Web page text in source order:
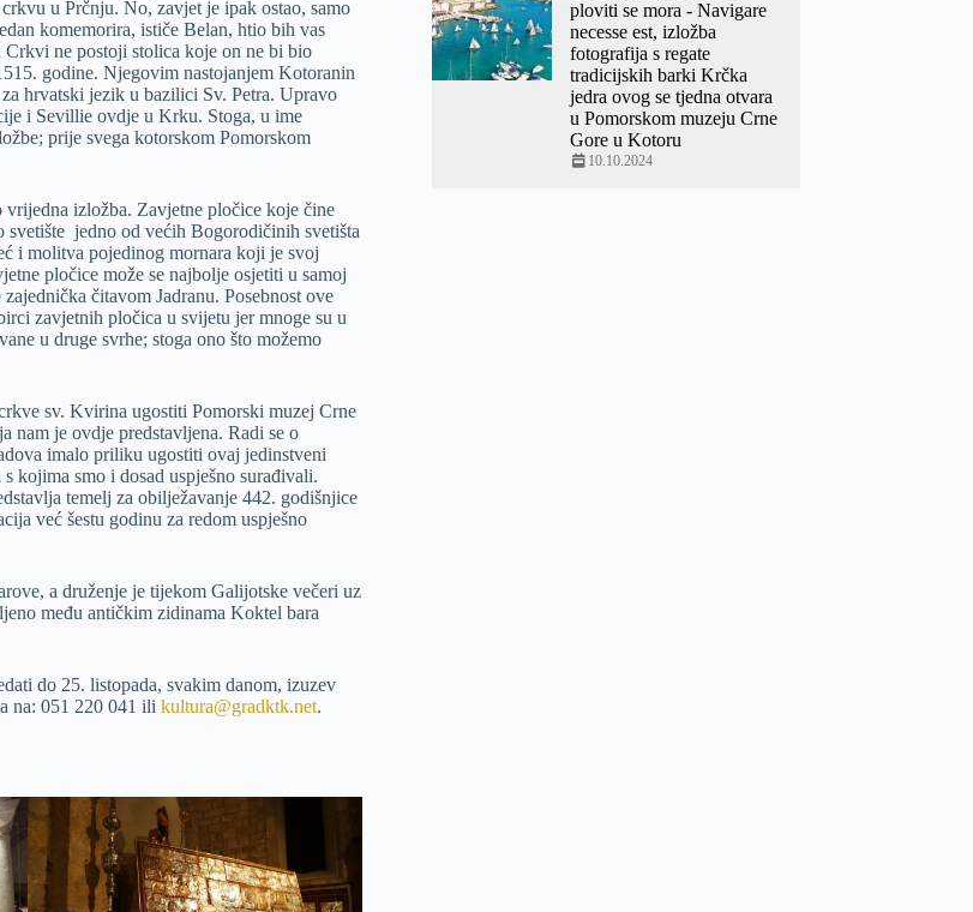
u Prčnju. No, zavjet je ipak ostao, samo
komemorira, ističe Belan, htio bih vas
ne postoji stolica koje on ne bi bio
godine. Njegovim nastojanjem Kotoranin
hrvatski jezik u bazilici Sv. Petra. Upravo
i Sevillie ovdje u Krku. Stoga, u ime
prije svega kotorskom Pomorskom
izložba. Zavjetne pločice koje čine
jedno od većih Bogorodičinih svetišta
i molitva pojedinog mornara koji je svoj
pločice može se najbolje osjetiti u samoj
čitavom Jadranu. Posebnost ove
zavjetnih pločica u svijetu jer mnoge su u
u druge svrhe; stoga ono što možemo
sv. Kvirina ugostiti Pomorski muzej Crne
je ovdje predstavljena. Radi se o
imalo priliku ugostiti ovaj jedinstveni
kojima smo i dosad uspješno surađivali.
temelj za obilježavanje 442. godišnjice
već šestu godinu za redom uspješno
a druženje je tijekom Galijotske večeri uz
među antičkim zidinama Koktel bara
do 25. listopada, svakim danom, izuzev
na: 051 220 041 ili kultura@gradktk.net.
ploviti se mora - Navigare
necesse est, izložba
fotografija s regate
tradicijskih barki Krčka
jedra ovog se tjedna otvara
u Pomorskom muzeju Crne
Gore u Kotoru
10.10.2024